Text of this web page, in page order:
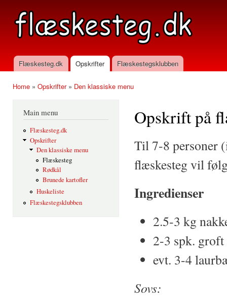
flaeskesteg.dk
Main menu
Flæskesteg.dk Opskrifter Flæskestegsklubben
Home » Opskrifter» Den klassiske menu
Main menu
Flæskesteg.dk
Opskrifter
Den klassiske menu
Flæskesteg
Rødkål
Brunede kartofler
Huskeliste
Flæskestegsklubben
Opskrift på
Til 7-8 personer
flæskesteg vil
Ingredienser
2.5-3 kg
2-3 spk. groft
evt. 3-4
Sovs: